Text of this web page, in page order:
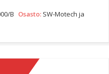
B Osasto: SW-Motech ja